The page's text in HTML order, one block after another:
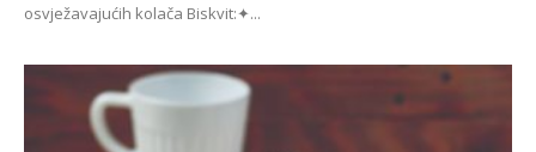
osvježavajućih kolača Biskvit:✦...